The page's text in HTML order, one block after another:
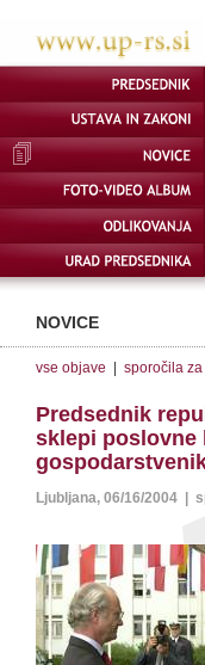
NOVICE
vse objave sporočila
Predsednik
sklepi poslovne
Ljubljana, 06/16/2004 |